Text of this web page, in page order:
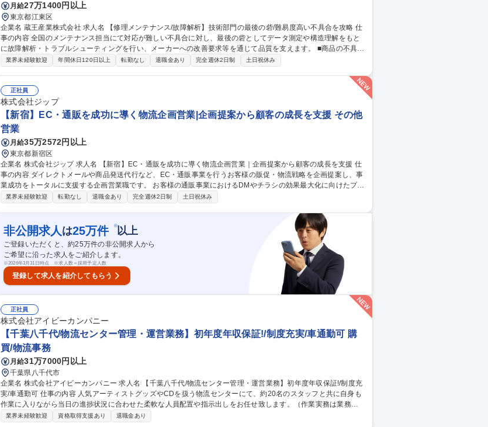
月給27万1400円以上
東京都江東区
企業名 蔵王産業株式会社 求人名 【修理メンテナンス/故障解析】技術部門の最後の砦/難易度高い不具合を攻略 仕
事の内容 全国のメンテナンス担当にて対応が難しい不具合に対し、最後の砦としてデータ測定や構造理解をもと
に故障解析・トラブルシューティングを行い、メーカーへの改善要求等を通じて品質を支えます。 ■商品の不具
合・故障解析 ■メーカーへの改善要求・仕様調整 ■技術マニュアル作成 ■全国のサービスエンジニアへの技術指
醍醐味を味わえます。社内の相談役として頼られる、まさに技術の最後の砦です。上場企業の安定した待遇のも
と、趣味の延長のような感覚で技術を追求できる、メカ好きにはたまらない環境。 募集職種 【修理メンテナンス/
故障解析】技術部門の最後の砦/難易度高い不具合を攻略
業界未経験歓迎 年間休日120日以上 転勤なし 退職金あり 完全週休2日制 土日祝休み
正社員
株式会社ジップ
【新宿】EC・通販を成功に導く物流企画営業|企画提案から顧客の成長を支援 その他
営業
月給35万2572円以上
東京都新宿区
企業名 株式会社ジップ 求人名 【新宿】EC・通販を成功に導く物流企画営業｜企画提案から顧客の成長を支援 仕
事の内容 ダイレクトメールや商品発送代行など、EC・通販事業を行うお客様の販促・物流戦略を企画提案し、事
業成功をトータルに支援する企画営業職です。 お客様の通販事業におけるDMやチラシの効果最大化に向けたプロ
モーション構築の提案をお任せします。広告代理店やデザイナーと連携し、最適な内容・打ち出し方を設計し当
提案をお任せします。顧客は食品、アパレルなど多岐にわたり、経営に直結する課題解決のやりがいを実感でき
ます【変更の範囲】当社の定める範囲 募集職種 【新宿】EC・通販を成功に導く物流企画営業｜企画提案から顧客
の成長を支援
業界未経験歓迎 転勤なし 退職金あり 完全週休2日制 土日祝休み
非公開求人 は25万件 ※以上
ご登録いただくと、約25万件の非公開求人から
ご希望に沿った求人をご紹介します。
※2026年3月31日時点 ※求人数＝採用予定人数
登録して求人を紹介してもらう
正社員
株式会社アイビーカンパニー
【千葉八千代/物流センター管理・運営業務】初年度年収保証!/制度充実/車通勤可 購
買/物流事務
月給31万7000円以上
千葉県八千代市
企業名 株式会社アイビーカンパニー 求人名 【千葉八千代/物流センター管理・運営業務】初年度年収保証!/制度充
実/車通勤可 仕事の内容 人気アーティストグッズやCDを扱う物流センターにて、約20名のスタッフと共に自身も
作業に入りながら当日の進捗状況に合わせた柔軟な人員配置や指示出しをお任せ致します。（作業実務は業務の5
割程度です） 【詳細】上長が作成した作業計画に基づき、現場の「司令塔」として「梱包が遅れているため2名応
業界未経験歓迎 資格取得支援あり 退職金あり